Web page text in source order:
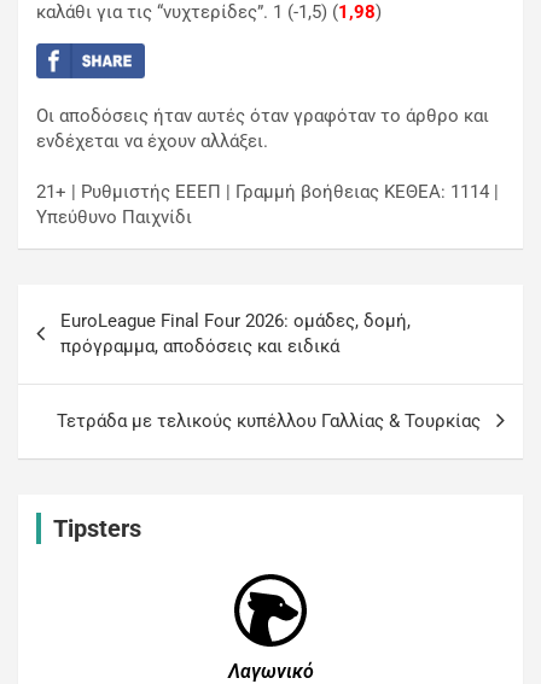
καλάθι για τις “νυχτερίδες”. 1 (-1,5) (1,98)
Οι αποδόσεις ήταν αυτές όταν γραφόταν το άρθρο και
ενδέχεται να έχουν αλλάξει.
21+ | Ρυθμιστής ΕΕΕΠ | Γραμμή βοήθειας ΚΕΘΕΑ: 1114 |
Υπεύθυνο Παιχνίδι
EuroLeague Final Four 2026: ομάδες, δομή,
πρόγραμμα, αποδόσεις και ειδικά
Τετράδα με τελικούς κυπέλλου Γαλλίας & Τουρκίας
Tipsters
Λαγωνικό